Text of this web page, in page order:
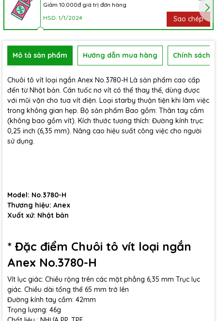
Giảm 10.000đ giá trị đơn hàng
HSD: 1/1/2024
Sao chép
Mô tả sản phẩm Hướng dẫn mua hàng Chính sách
Chuôi tô vít loại ngắn Anex No.3780-H Là sản phẩm cao cấp
đến từ Nhật bản. Cán tuốc nơ vít có thể thay thế, dùng được
với mũi vặn cho tua vít điện. Loại starby thuận tiện khi làm việc
trong không gian hẹp. Bộ sản phẩm Bao gồm: Thân tay cầm
(không bao gồm vít). Kích thước tương thích: Đường kính trục:
0,25 inch (6,35 mm). Nâng cao hiệu suất công việc cho người
sử dụng.
Model: No.3780-H
Thương hiệu: Anex
Xuất xứ: Nhật bản
* Đặc điểm Chuôi tô vít loại ngắn
Anex No.3780-H
Vít lục giác: Chiều rộng trên các mặt phẳng 6,35 mm Trục lục
giác. Chiều dài tổng thể 65 mm trở lên
Đường kính tay cầm: 42mm
Trọng lượng: 46g